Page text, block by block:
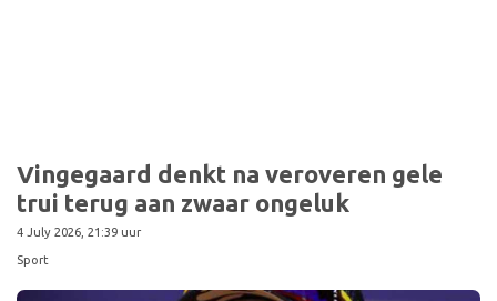
Vingegaard denkt na veroveren gele
trui terug aan zwaar ongeluk
4 July 2026, 21:39 uur
Sport